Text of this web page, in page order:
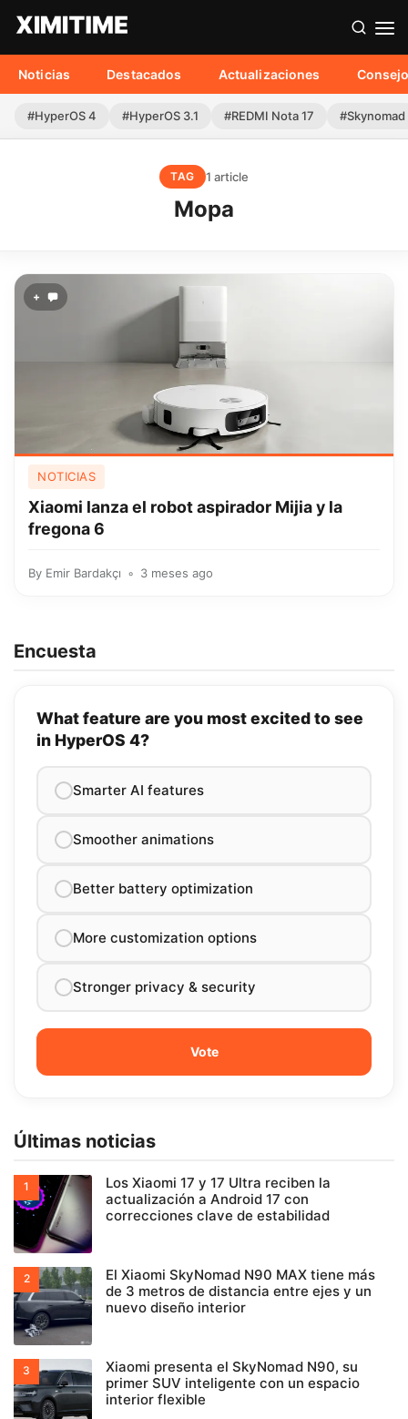
Noticias Destacados Actualizaciones
#HyperOS 4 #HyperOS 3.1 #REDMI Nota 17 #Skynomad
TAG 1 article
Mopa
+
NOTICIAS
Xiaomi lanza el robot aspirador Mijia y la
fregona 6
By Emir Bardakçı 3 meses ago
Encuesta
What feature are you most excited to see
in HyperOS 4?
Smarter AI features
Smoother animations
Better battery optimization
More customization options
Stronger privacy & security
Últimas noticias
Los Xiaomi 17 y 17 Ultra reciben la
actualización a Android 17 con
correcciones clave de estabilidad
El Xiaomi SkyNomad N90 MAX tiene más
de 3 metros de distancia entre ejes y un
nuevo diseño interior
Xiaomi presenta el SkyNomad N90, su
primer SUV inteligente con un espacio
interior flexible